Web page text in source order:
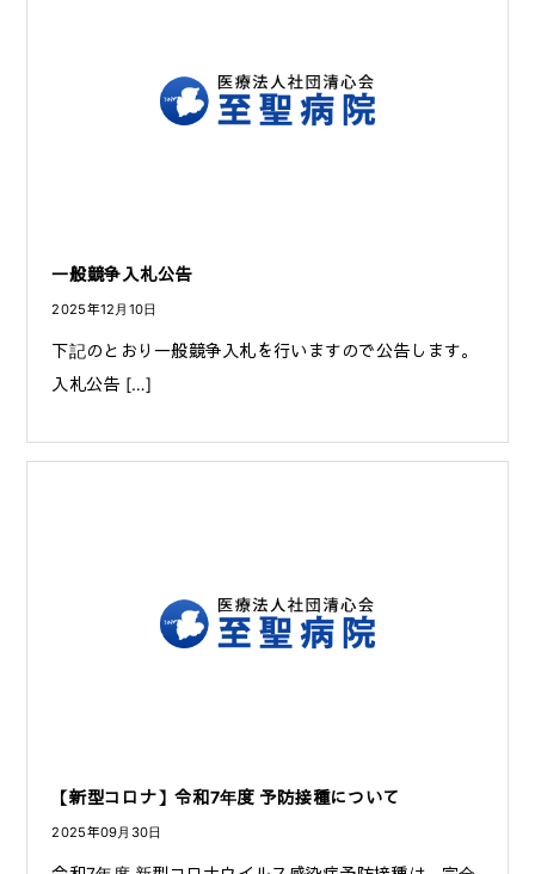
一般競争入札公告
2025年12月10日
下記のとおり一般競争入札を行いますので公告します。
入札公告 […]
【新型コロナ】令和7年度 予防接種について
2025年09月30日